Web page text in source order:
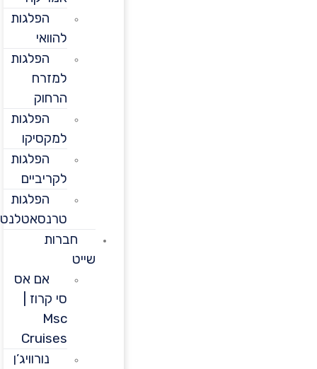
הפלגות
הפלגות
למזרח
הרחוק
הפלגות
למקסיקו
הפלגות
לקריביים
הפלגות
טרנסאטלנטיות
חברות
אם אס
סי קרוז |
Cruises
נורוויג’ן